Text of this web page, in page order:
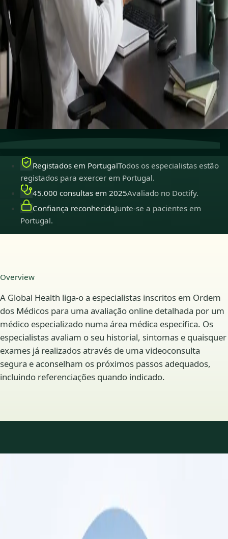
Book specialist consultation Ver perfis
Cuidados especializadosConecte-se com especialistas
experientes online.
Registados em Portugal
Médicos registados para
exercer em Portugal.
Consultas segurasPrivadas, confidenciais e fáceis de
Registados em PortugalTodos os especialistas estão
registados para exercer em Portugal.
45.000 consultas em 2025Avaliado no Doctify.
Confiança reconhecidaJunte-se a pacientes em
Portugal.
Overview
A Global Health liga-o a especialistas inscritos em Ordem
dos Médicos para uma avaliação online detalhada por um
médico especializado numa área médica específica. Os
especialistas avaliam o seu historial, sintomas e quaisquer
exames já realizados através de uma videoconsulta
segura e aconselham os próximos passos adequados,
incluindo referenciações quando indicado.
disponíveis